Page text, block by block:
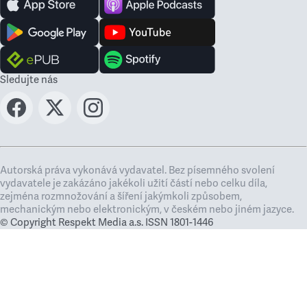
Sledujte nás
Autorská práva vykonává vydavatel. Bez písemného svolení
vydavatele je zakázáno jakékoli užití částí nebo celku díla,
zejména rozmnožování a šíření jakýmkoli způsobem,
mechanickým nebo elektronickým, v českém nebo jiném jazyce.
© Copyright Respekt Media a.s. ISSN 1801-1446